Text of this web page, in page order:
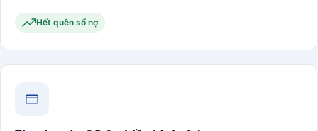
Hết quên sổ nợ